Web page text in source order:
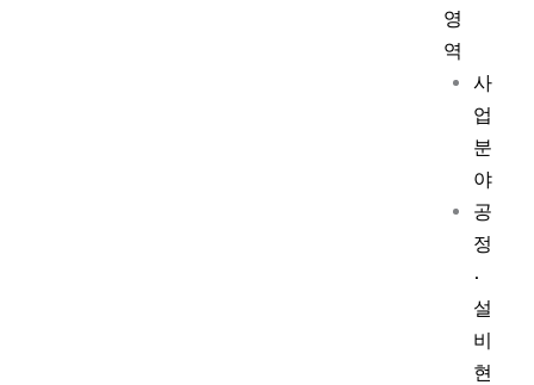
영
역
사
업
분
야
공
정
·
설
비
현